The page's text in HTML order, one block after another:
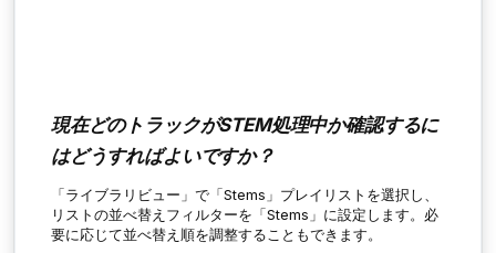
現在どのトラックがSTEM処理中か確認するに
はどうすればよいですか？
「ライブラリビュー」で「Stems」プレイリストを選択し、
リストの並べ替えフィルターを「Stems」に設定します。必
要に応じて並べ替え順を調整することもできます。